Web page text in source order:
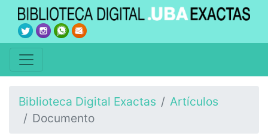
Biblioteca Digital Exactas
Artículos
Documento